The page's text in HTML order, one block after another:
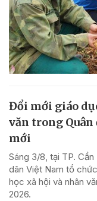
Đổi mới giáo
văn trong Quân
mới
Sáng 3/8, tại TP.
dân Việt Nam tổ
học xã hội và nhân
2026.